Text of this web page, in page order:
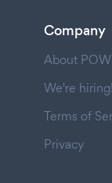
Company
About
We're hiring!
Terms of
Privacy